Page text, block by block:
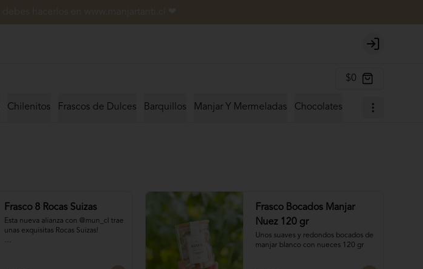
Login
$0
Chilenitos Frascos de Dulces Barquillos Manjar Y Mermeladas Chocolates
Frasco 8 Rocas Suizas
Esta nueva alianza con @mun_cl trae
unas exquisitas Rocas Suizas!
Frasco Bocados Manjar
Nuez 120 gr
Unos suaves y redondos bocados de
manjar blanco con nueces 120 gr